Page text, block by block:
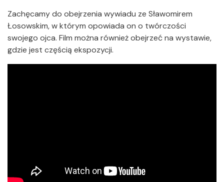
Zachęcamy do obejrzenia wywiadu ze Sławomirem
Łosowskim, w którym opowiada on o twórczości
swojego ojca. Film można również obejrzeć na wystawie,
gdzie jest częścią ekspozycji.